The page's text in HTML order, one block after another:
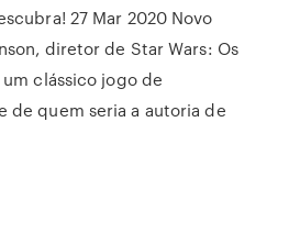
27 Mar 2020 Novo
diretor de Star Wars: Os
clássico jogo de
de quem seria a autoria de